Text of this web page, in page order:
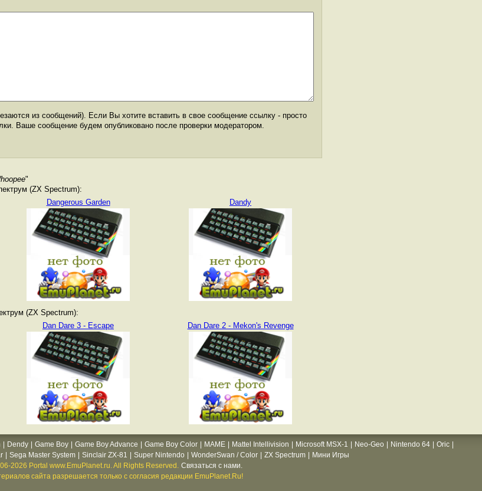
из сообщений). Если Вы хотите вставить в свое сообщение ссылку - просто
Ваше сообщение будем опубликовано после проверки модератором.
"
(ZX Spectrum):
Dangerous Garden Dandy
(ZX Spectrum):
Dan Dare 3 - Escape Dan Dare 2 - Mekon's Revenge
Dendy Game Boy Game Boy Advance Game Boy Color MAME Mattel Intellivision Microsoft MSX-1 Neo-Geo Nintendo 64 Oric
Sega Master System Sinclair ZX-81 Super Nintendo WonderSwan / Color ZX Spectrum
Мини Игры
2026 Portal www.EmuPlanet.ru. All Rights Reserved. Связаться с нами.
сайта разрешается только с согласия редакции EmuPlanet.Ru!